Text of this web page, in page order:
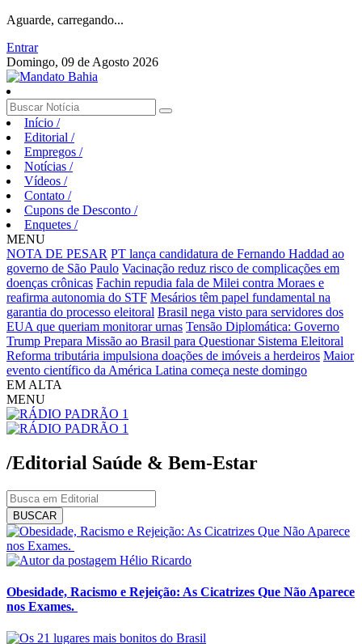
Aguarde, carregando...
Entrar
Domingo, 09 de Agosto 2026
Início /
Editorial /
Empregos /
Notícias /
Vídeos /
Contato /
Cupons de Desconto /
Enquetes /
MENU
NOTA DE PESAR PT lança candidatura de Fernando Haddad ao
governo de São Paulo Vacinação reduz risco de complicações em
doenças crônicas Fachin repudia fala de Milei contra Moraes e
reafirma autonomia do STF Mesários têm papel fundamental na
garantia do processo eleitoral Brasil nega visto para servidores dos
EUA que queriam monitorar urnas Tensão Diplomática: Governo
Trump Prepara Missão ao Brasil para Questionar Sistema Eleitoral
Reforma tributária impulsiona doações de imóveis a herdeiros Maior
evento científico da América Latina começa neste domingo
EM ALTA
MENU
/Editorial Saúde & Bem-Estar
BUSCAR
Hélio Ricardo
Obesidade, Racismo e Rejeição: As Cicatrizes Que Não Aparece
nos Exames.